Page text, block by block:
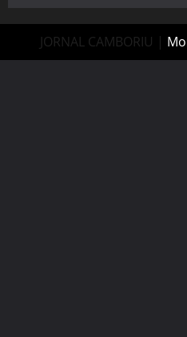
JORNAL CAMBORIU |